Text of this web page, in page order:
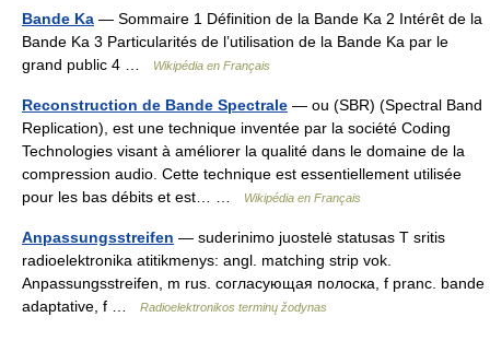
Bande Ka — Sommaire 1 Définition de la Bande Ka 2 Intérêt de la
Bande Ka 3 Particularités de l’utilisation de la Bande Ka par le
grand public 4 …
Wikipédia en Français
Reconstruction de Bande Spectrale — ou (SBR) (Spectral Band
Replication), est une technique inventée par la société Coding
Technologies visant à améliorer la qualité dans le domaine de la
compression audio. Cette technique est essentiellement utilisée
pour les bas débits et est… …
Wikipédia en Français
Anpassungsstreifen — suderinimo juostelė statusas T sritis
radioelektronika atitikmenys: angl. matching strip vok.
Anpassungsstreifen, m rus. согласующая полоска, f pranc. bande
adaptative, f …
Radioelektronikos terminų žodynas